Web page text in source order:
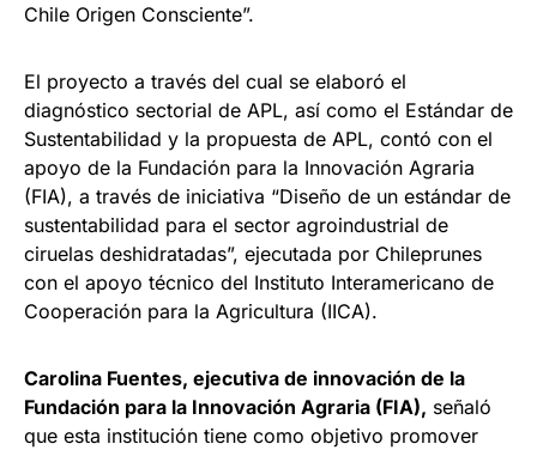
Chile Origen Consciente”.
El proyecto a través del cual se elaboró el
diagnóstico sectorial de APL, así como el Estándar de
Sustentabilidad y la propuesta de APL, contó con el
apoyo de la Fundación para la Innovación Agraria
(FIA), a través de iniciativa “Diseño de un estándar de
sustentabilidad para el sector agroindustrial de
ciruelas deshidratadas”, ejecutada por Chileprunes
con el apoyo técnico del Instituto Interamericano de
Cooperación para la Agricultura (IICA).
Carolina Fuentes, ejecutiva de innovación de la
Fundación para la Innovación Agraria (FIA), señaló
que esta institución tiene como objetivo promover